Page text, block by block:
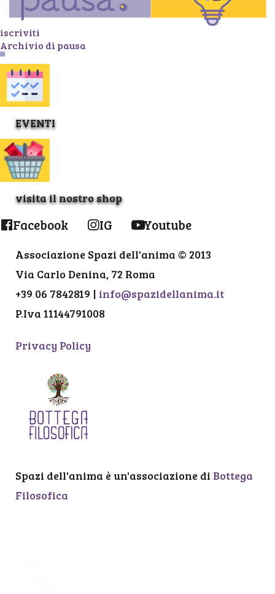
iscriviti
Archivio di pausa
EVENTI
visita il nostro shop
Facebook IG Youtube
Associazione Spazi dell'anima © 2013
Via Carlo Denina, 72 Roma
+39 06 7842819 | info@spazidellanima.it
P.Iva 11144791008
Privacy Policy
Spazi dell'anima è un'associazione di Bottega
Filosofica